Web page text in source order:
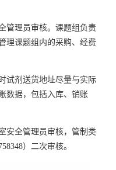
管理员审核。课题组负责
理课题组内的采购、经费
试剂送货地址尽量与实际
数据，包括入库、销账
安全管理员审核，管制类
）二次审核。